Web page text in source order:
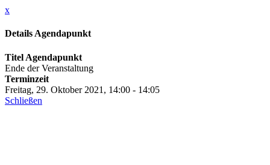
x
Details Agendapunkt
Titel Agendapunkt
Ende der Veranstaltung
Terminzeit
Freitag, 29. Oktober 2021, 14:00 - 14:05
Schließen